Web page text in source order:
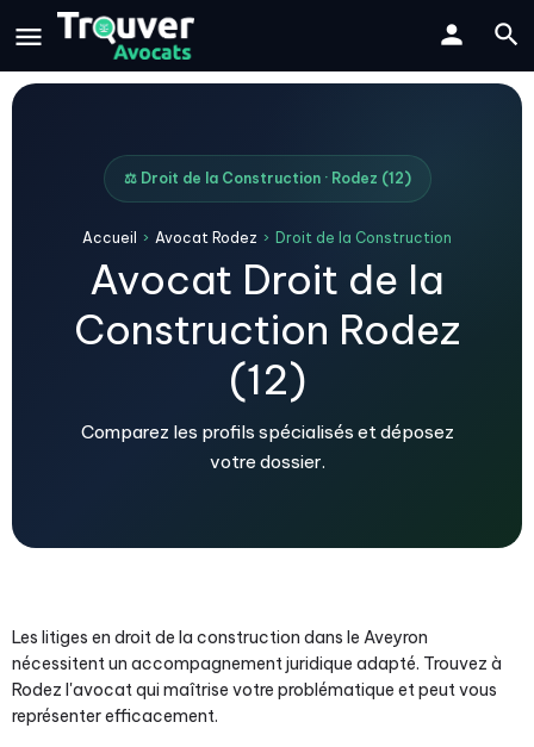
⚖️ Droit de la Construction · Rodez (12)
Accueil › Avocat Rodez › Droit de la Construction
Avocat Droit de la
Construction Rodez
(12)
Comparez les profils spécialisés et déposez
votre dossier.
Les litiges en droit de la construction dans le Aveyron
nécessitent un accompagnement juridique adapté. Trouvez à
Rodez l'avocat qui maîtrise votre problématique et peut vous
représenter efficacement.